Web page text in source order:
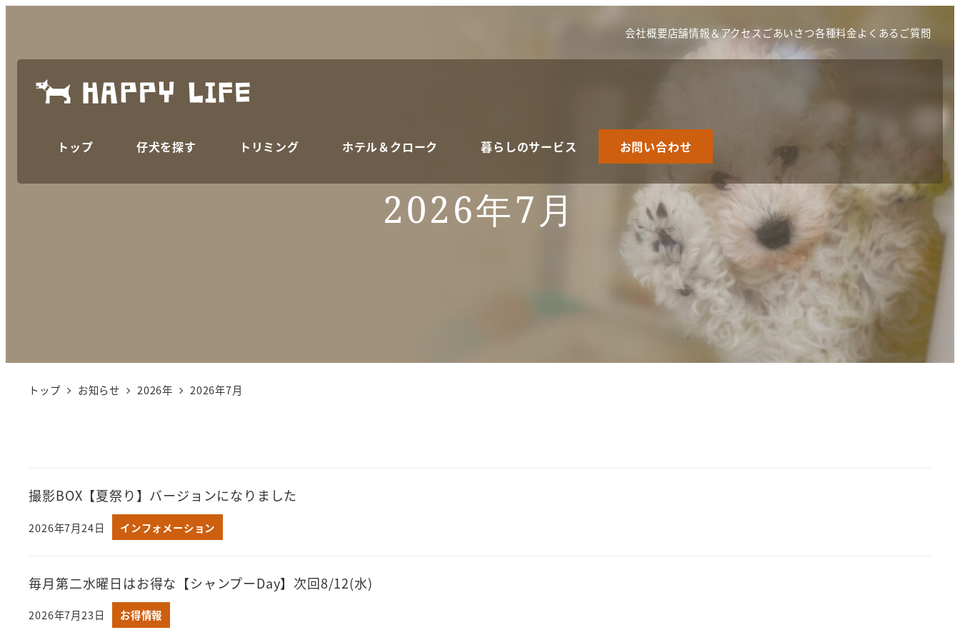
会社概要店舗情報＆アクセス ごあいさつ各種料金よくあるご質問
トップ 仔犬を探す トリミング ホテル＆クローク 暮らしのサービス お問い合わせ
2026年7月
トップ お知らせ 2026年 2026年7月
撮影BOX【夏祭り】バージョンになりました
2026年7月24日 インフォメーション
毎月第二水曜日はお得な【シャンプーDay】次回8/12(水)
2026年7月23日 お得情報